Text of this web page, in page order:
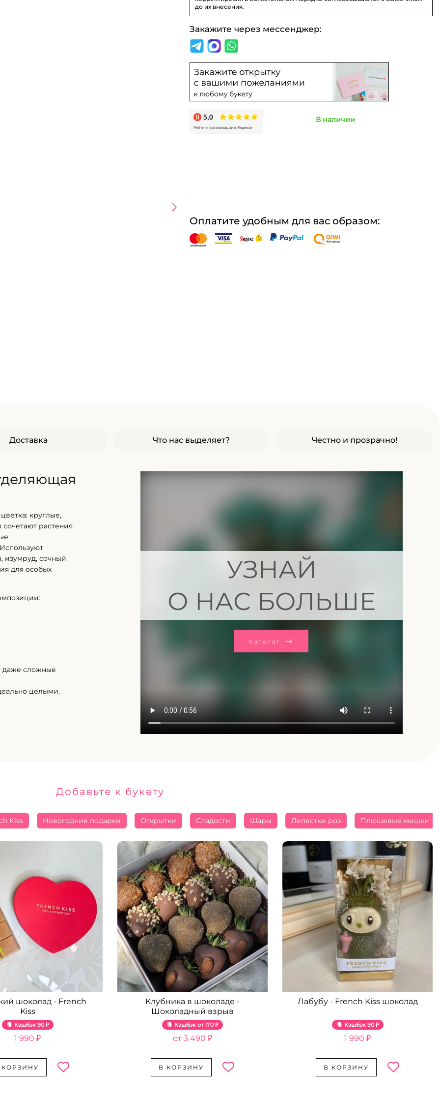
до их внесения.
Закажите через мессенджер:
В наличии
Оплатите удобным для вас образом:
Доставка Что нас выделяет? Честно и прозрачно!
круглые,
растения
изумруд, сочный
для особых
даже сложные
целыми.
УЗНАЙ
О НАС БОЛЬШЕ
Каталог
Добавьте к букету
Kiss Новогодние подарки Открытки Сладости Шары Лепестки роз Плюшевые мишки
шоколад - French
Kiss
Кэшбэк 90 ₽
1 990 ₽
КОРЗИНУ
Клубника в шоколаде -
Шоколадный взрыв
Кэшбэк 170 ₽
3 490 ₽
В КОРЗИНУ
Лабубу - French Kiss шоколад
Кэшбэк 90 ₽
1 990 ₽
В КОРЗИНУ